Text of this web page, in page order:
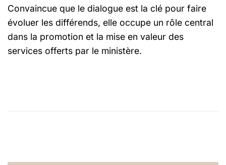
Convaincue que le dialogue est la clé pour faire
évoluer les différends, elle occupe un rôle central
dans la promotion et la mise en valeur des
services offerts par le ministère.